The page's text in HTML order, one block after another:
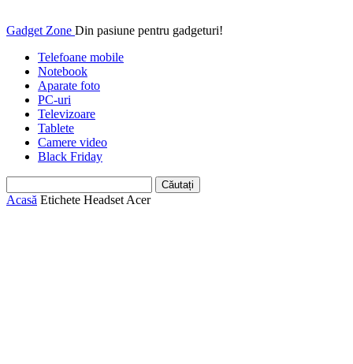
Gadget Zone Din pasiune pentru gadgeturi!
Telefoane mobile
Notebook
Aparate foto
PC-uri
Televizoare
Tablete
Camere video
Black Friday
Acasă Etichete Headset Acer